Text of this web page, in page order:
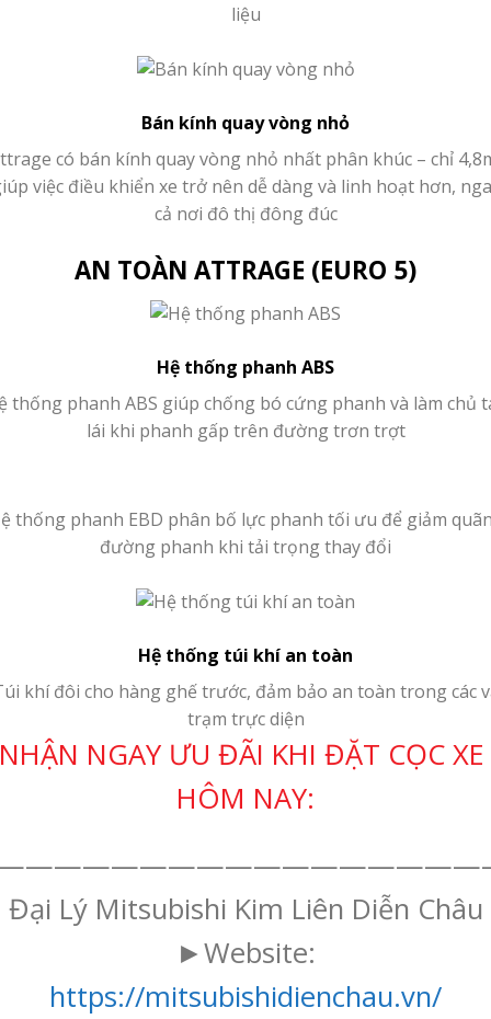
liệu
Bán kính quay vòng nhỏ
có bán kính quay vòng nhỏ nhất phân khúc – chỉ
việc điều khiển xe trở nên dễ dàng và linh hoạt hơn,
cả nơi đô thị đông đúc
AN TOÀN ATTRAGE (EURO 5)
Hệ thống phanh ABS
thống phanh ABS giúp chống bó cứng phanh và làm chủ
lái khi phanh gấp trên đường trơn trợt
thống phanh EBD phân bố lực phanh tối ưu để giảm
đường phanh khi tải trọng thay đổi
Hệ thống túi khí an toàn
khí đôi cho hàng ghế trước, đảm bảo an toàn trong các
trạm trực diện
NHẬN NGAY ƯU ĐÃI KHI ĐẶT CỌC XE
HÔM NAY:
Đại Lý Mitsubishi Kim Liên Diễn Châu
►Website:
https://mitsubishidienchau.vn/